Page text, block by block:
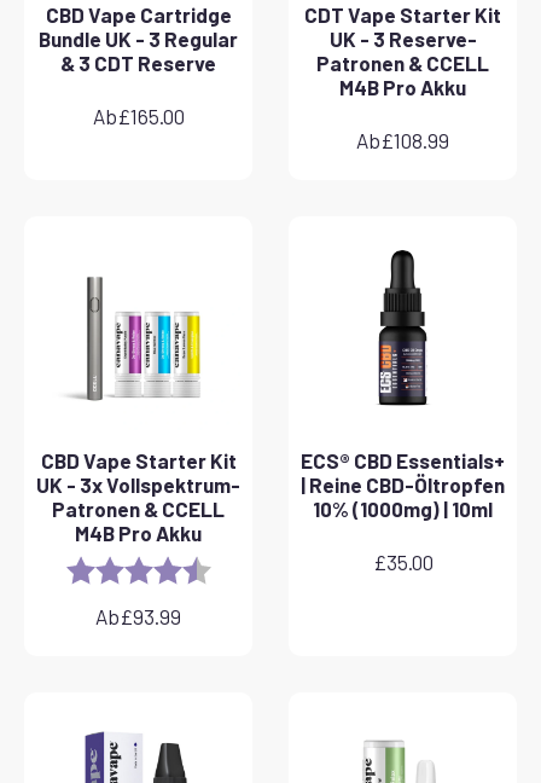
CBD Vape Cartridge
Bundle UK - 3 Regular
& 3 CDT Reserve
Ab£165.00
CDT Vape Starter Kit
UK - 3 Reserve-
Patronen & CCELL
M4B Pro Akku
Ab£108.99
CBD Vape Starter Kit
UK - 3x Vollspektrum-
Patronen & CCELL
M4B Pro Akku
Rating: 4.8 out of 5 stars
Ab£93.99
ECS® CBD Essentials+
| Reine CBD-Öltropfen
10% (1000mg) | 10ml
£35.00